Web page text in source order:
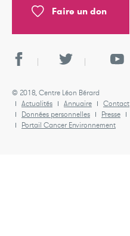
Faire un don
© 2018, Centre Léon Bérard
Actualités
Annuaire Contact
Données personnelles
Presse
Portail Cancer Environnement